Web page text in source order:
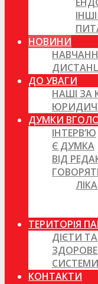
НОВИНИ
ДО УВАГИ
НАШІ
ДУМКИ
ІНТЕРВ’Ю
Є ДУМКА
ВІД
ТЕРИТОРІЯ
ДІЄТИ
КОНТАКТИ